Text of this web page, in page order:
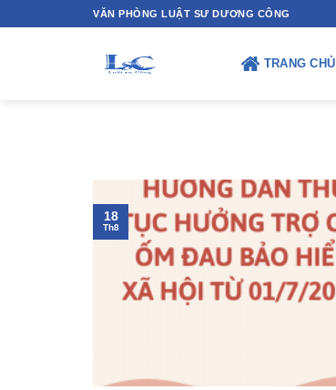
to
VĂN PHÒNG LUẬT SƯ DƯƠNG CÔNG
TRANG CHỦ
18
Th8